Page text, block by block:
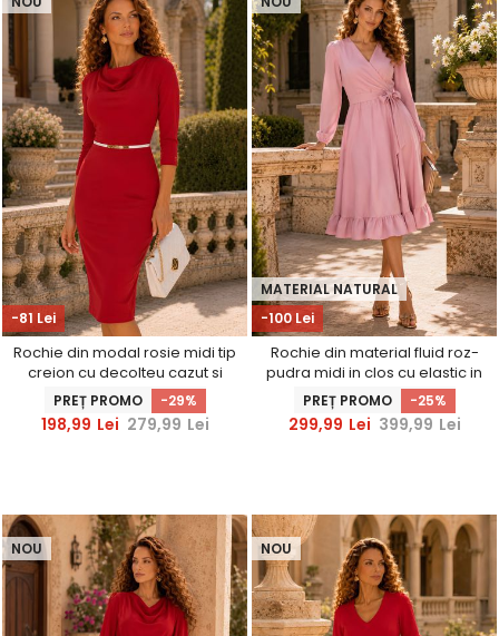
-81 Lei
Rochie din modal rosie midi tip
creion cu decolteu cazut si
curea - StarShinerS
PREȚ PROMO -29%
198,99 Lei 279,99 Lei
-100 Lei
MATERIAL NATURAL
Rochie din material fluid roz-
pudra midi in clos cu elastic in
talie si cordon - StarShinerS
PREȚ PROMO -25%
299,99 Lei 399,99 Lei
NOU NOU